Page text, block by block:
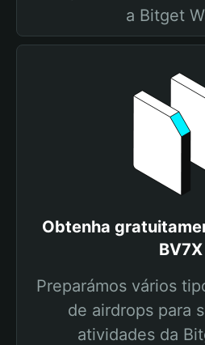
a Bitget
Obtenha
BV7X
Preparámos vários
de airdrops para
atividades da